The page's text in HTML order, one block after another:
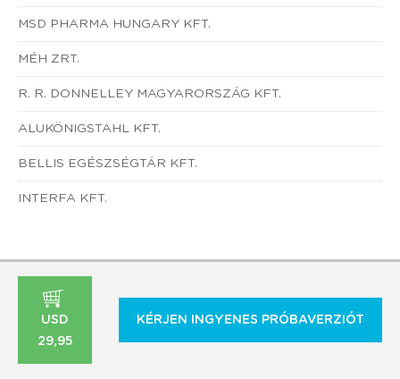
MSD PHARMA HUNGARY KFT.
MÉH ZRT.
R. R. DONNELLEY MAGYARORSZÁG KFT.
ALUKÖNIGSTAHL KFT.
BELLIS EGÉSZSÉGTÁR KFT.
INTERFA KFT.
USD
29,95
KÉRJEN INGYENES PRÓBAVERZIÓT